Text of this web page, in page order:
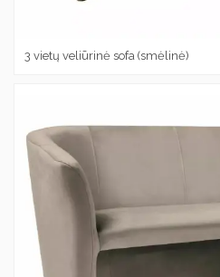
3 vietų veliūrinė sofa (smėlinė)